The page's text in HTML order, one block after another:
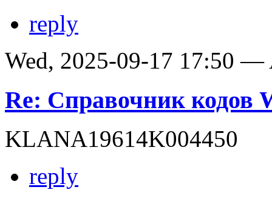
reply
Wed, 2025-09-17 17:50 —
Re: Справочник кодов
KLANA19614K004450
reply